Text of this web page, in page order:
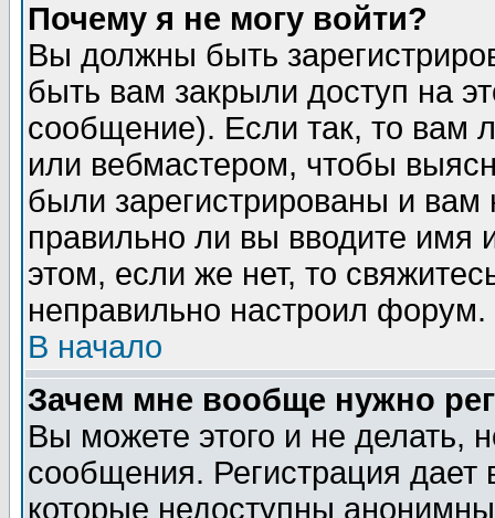
Почему я не могу войти?
Вы должны быть
быть вам закрыли доступ на
сообщение). Если так, то вам
или вебмастером, чтобы
были зарегистрированы и вам
правильно ли вы вводите
этом, если же нет, то
неправильно настроил форум.
В начало
Зачем мне вообще нужно
Вы можете этого и не делать,
сообщения. Регистрация
которые недоступны